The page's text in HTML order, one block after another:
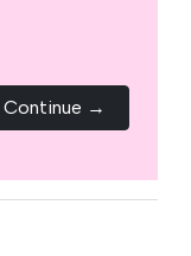
Continue →